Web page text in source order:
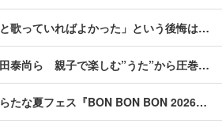
歌っていればよかった」という後悔は…
泰尚ら 親子で楽しむ”うた”から圧巻…
たな夏フェス『BON BON BON 2026…